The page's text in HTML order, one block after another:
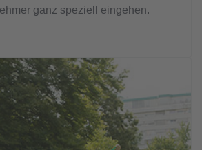
ganz speziell eingehen.